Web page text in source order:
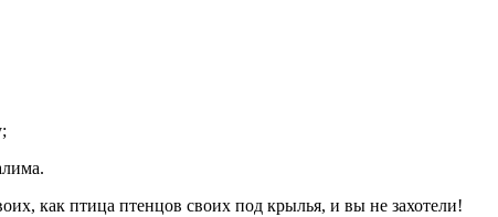
как птица птенцов своих под крылья, и вы не захотели!